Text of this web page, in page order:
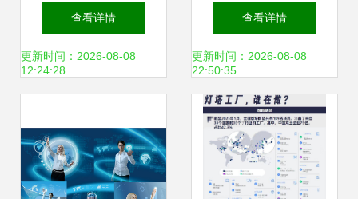
系统正式上线，便
捷查询在“天府健康
查看详情
更新时间：2026-08-08
12:24:28
校课程安排与信息
服务全攻略
查看详情
更新时间：2026-08-08
22:50:35